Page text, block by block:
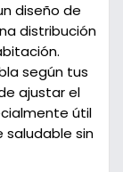
diseño de
distribución
según tus
ajustar el
útil
saludable sin